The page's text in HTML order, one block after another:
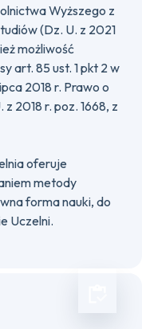
Wyższego z
(Dz. U. z 2021
możliwość
art. 85 ust. 1 pkt 2 w
2018 r. Prawo o
2018 r. poz. 1668, z
oferuje
metody
forma nauki, do
Uczelni.